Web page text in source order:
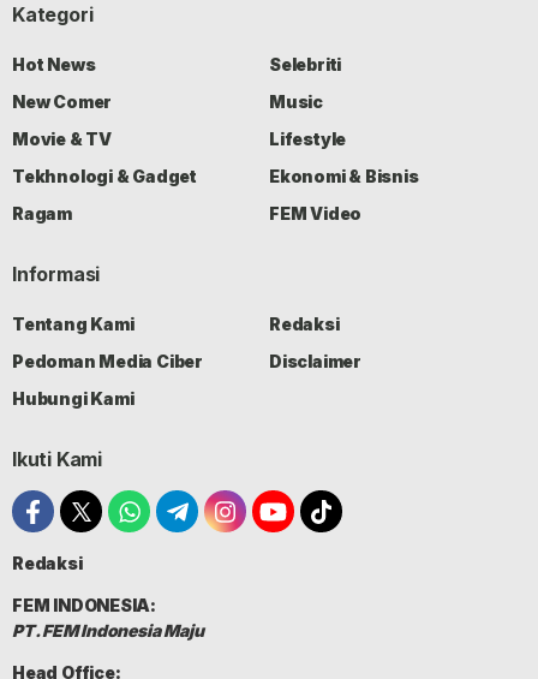
Kategori
Hot News
Selebriti
New Comer
Music
Movie & TV
Lifestyle
Tekhnologi & Gadget
Ekonomi & Bisnis
Ragam
FEM Video
Informasi
Tentang Kami
Redaksi
Pedoman Media Ciber
Disclaimer
Hubungi Kami
Ikuti Kami
Redaksi
FEM INDONESIA:
PT. FEM Indonesia Maju
Head Office: